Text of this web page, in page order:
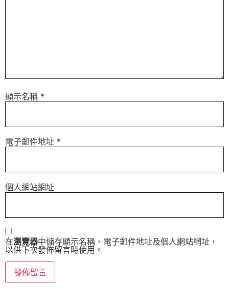
顯示名稱 *
電子郵件地址 *
個人網站網址
在瀏覽器中儲存顯示名稱、電子郵件地址及個人網站網址，
以供下次發佈留言時使用。